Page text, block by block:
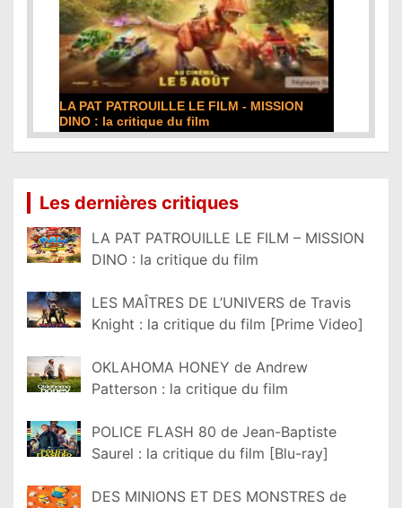
LA PAT PATROUILLE LE FILM - MISSION
DINO : la critique du film
Les dernières critiques
LA PAT PATROUILLE LE FILM – MISSION
DINO : la critique du film
LES MAÎTRES DE L’UNIVERS de Travis
Knight : la critique du film [Prime Video]
OKLAHOMA HONEY de Andrew
Patterson : la critique du film
POLICE FLASH 80 de Jean-Baptiste
Saurel : la critique du film [Blu-ray]
DES MINIONS ET DES MONSTRES de